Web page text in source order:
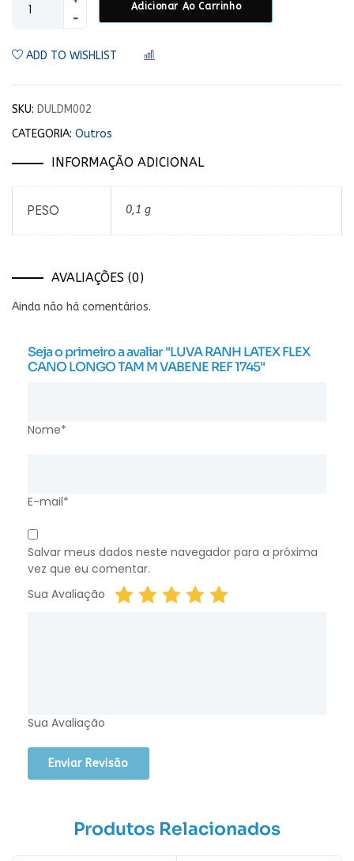
Adicionar Ao Carrinho
ADD TO WISHLIST
SKU: DULDM002
CATEGORIA: Outros
INFORMAÇÃO ADICIONAL
PESO 0,1 g
AVALIAÇÕES (0)
Ainda não há comentários.
Seja o primeiro a avaliar "LUVA RANH LATEX FLEX
CANO LONGO TAM M VABENE REF 1745"
Nome*
E-mail*
Salvar meus dados neste navegador para a próxima
vez que eu comentar.
Sua Avaliação
Sua Avaliação
Produtos Relacionados